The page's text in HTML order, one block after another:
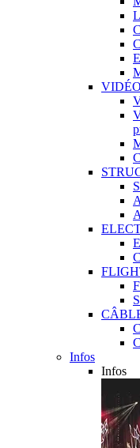
Infos
Infos